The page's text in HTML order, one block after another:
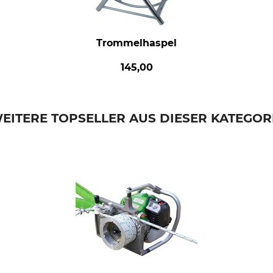
Trommelhaspel
145,00
TOPSELLER AUS DIESER